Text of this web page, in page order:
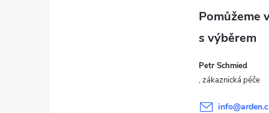
Petr Schmied
info@